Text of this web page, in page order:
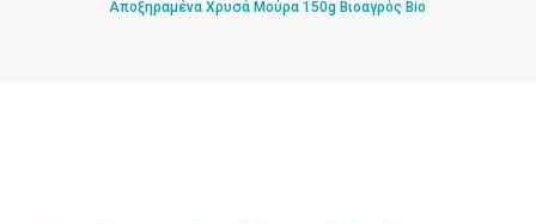
Αποξηραμένα Χρυσά Μούρα 150g Βιοαγρός Bio